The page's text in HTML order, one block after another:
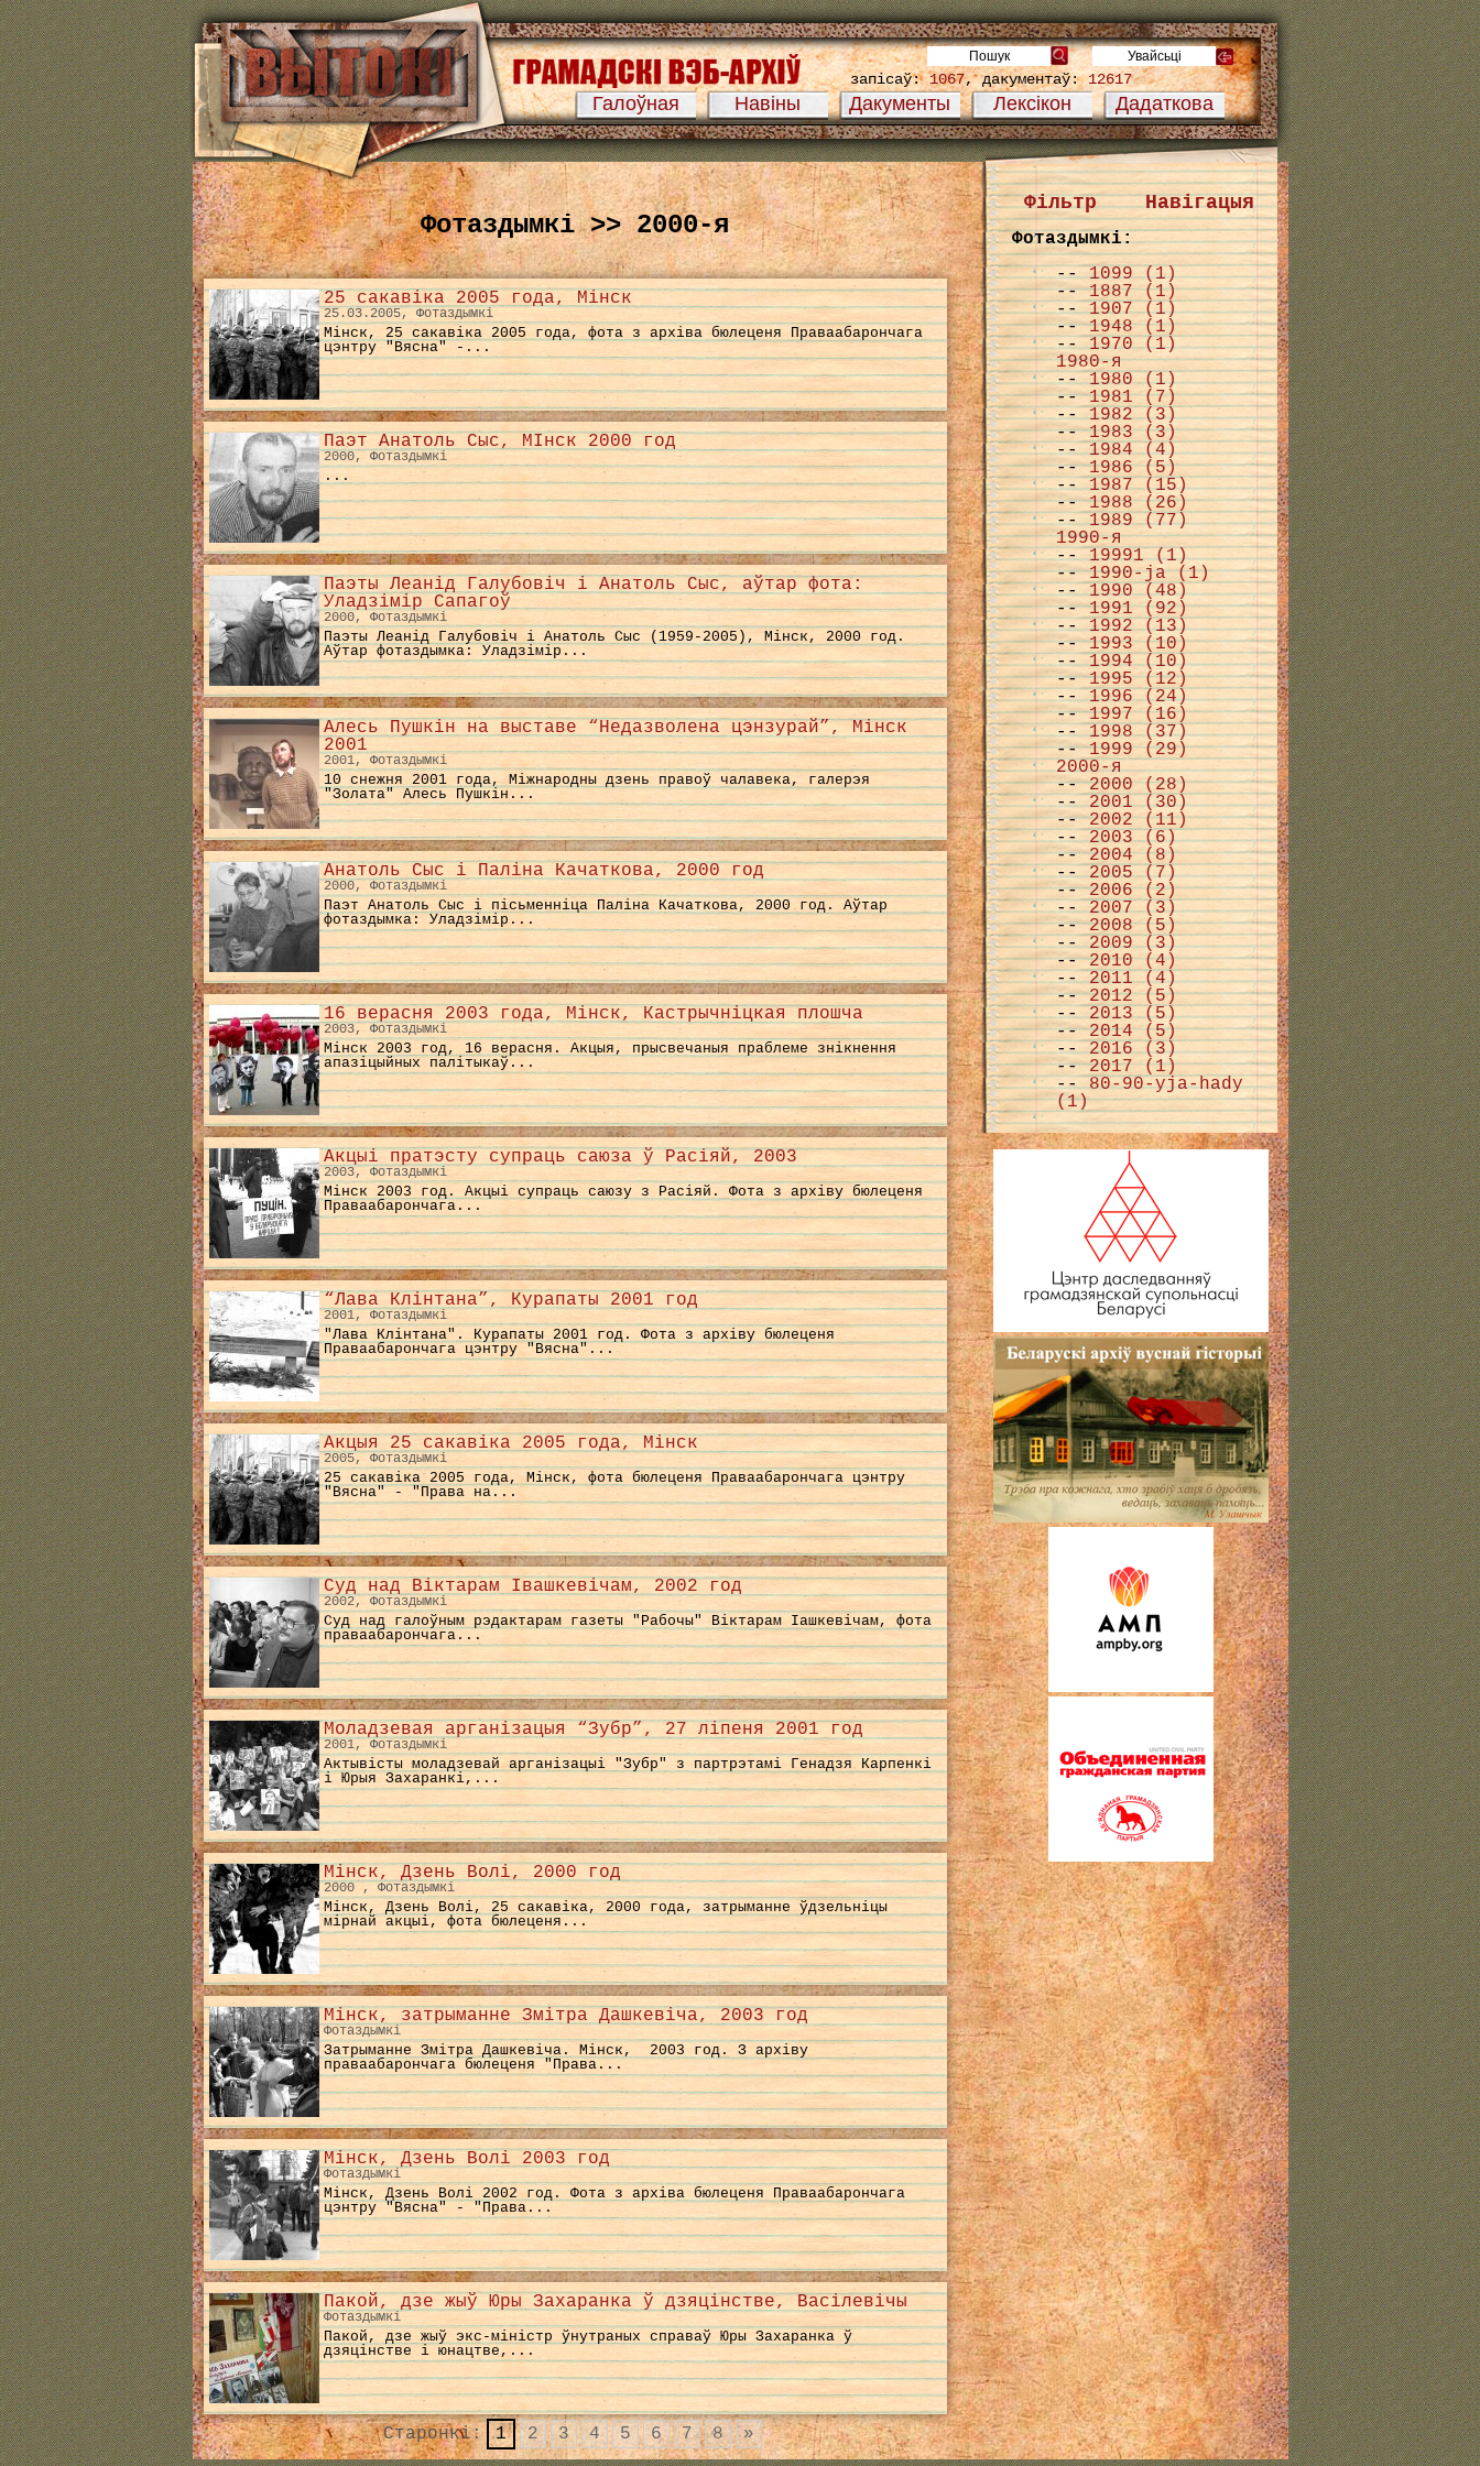
Галоўная Навіны Дакументы Лексікон Дадаткова
запісаў:1067, дакументаў:12617
Фотаздымкі >> 2000-я
25 сакавіка 2005 года, Мінск
25.03.2005, Фотаздымкі
Мінск, 25 сакавіка 2005 года, фота з архіва бюлеценя Праваабарончага
цэнтру "Вясна" -...
Паэт Анатоль Сыс, МІнск 2000 год
2000, Фотаздымкі
...
Паэты Леанід Галубовіч і Анатоль Сыс, аўтар фота:
Уладзімір Сапагоў
2000, Фотаздымкі
Паэты Леанід Галубовіч і Анатоль Сыс (1959-2005), Мінск, 2000 год.
Аўтар фотаздымка: Уладзімір...
Алесь Пушкін на выставе “Недазволена цэнзурай”, Мінск
2001
2001, Фотаздымкі
10 снежня 2001 года, Міжнародны дзень правоў чалавека, галерэя
"Золата" Алесь Пушкін...
Анатоль Сыс і Паліна Качаткова, 2000 год
2000, Фотаздымкі
Паэт Анатоль Сыс і пісьменніца Паліна Качаткова, 2000 год. Аўтар
фотаздымка: Уладзімір...
16 верасня 2003 года, Мінск, Кастрычніцкая плошча
2003, Фотаздымкі
Мінск 2003 год, 16 верасня. Акцыя, прысвечаныя праблеме знікнення
апазіцыйных палітыкаў...
Акцыі пратэсту супраць саюза ў Расіяй, 2003
2003, Фотаздымкі
Мінск 2003 год. Акцыі супраць саюзу з Расіяй. Фота з архіву бюлеценя
Праваабарончага...
“Лава Клінтана”, Курапаты 2001 год
2001, Фотаздымкі
"Лава Клінтана". Курапаты 2001 год. Фота з архіву бюлеценя
Праваабарончага цэнтру "Вясна"...
Акцыя 25 сакавіка 2005 года, Мінск
2005, Фотаздымкі
25 сакавіка 2005 года, Мінск, фота бюлеценя Праваабарончага цэнтру
"Вясна" - "Права на...
Суд над Віктарам Івашкевічам, 2002 год
2002, Фотаздымкі
Суд над галоўным рэдактарам газеты "Рабочы" Віктарам Іашкевічам, фота
праваабарончага...
Моладзевая арганізацыя “Зубр”, 27 ліпеня 2001 год
2001, Фотаздымкі
Актывісты моладзевай арганізацыі "Зубр" з партрэтамі Генадзя Карпенкі
і Юрыя Захаранкі,...
Мінск, Дзень Волі, 2000 год
2000 , Фотаздымкі
Мінск, Дзень Волі, 25 сакавіка, 2000 года, затрыманне ўдзельніцы
мірнай акцыі, фота бюлеценя...
Мінск, затрыманне Змітра Дашкевіча, 2003 год
Фотаздымкі
Затрыманне Змітра Дашкевіча. Мінск, 2003 год. З архіву
праваабарончага бюлеценя "Права...
Мінск, Дзень Волі 2003 год
Фотаздымкі
Мінск, Дзень Волі 2002 год. Фота з архіва бюлеценя Праваабарончага
цэнтру "Вясна" - "Права...
Пакой, дзе жыў Юры Захаранка ў дзяцінстве, Васілевічы
Фотаздымкі
Пакой, дзе жыў экс-міністр ўнутраных справаў Юры Захаранка ў
дзяцінстве і юнацтве,...
Старонкі: 1 2 3 4 5 6 7 8 »
Фільтр Навігацыя
Фотаздымкі:
--1099 (1)
--1887 (1)
--1907 (1)
--1948 (1)
--1970 (1)
1980-я
--1980 (1)
--1981 (7)
--1982 (3)
--1983 (3)
--1984 (4)
--1986 (5)
--1987 (15)
--1988 (26)
--1989 (77)
1990-я
--19991 (1)
--1990-ja (1)
--1990 (48)
--1991 (92)
--1992 (13)
--1993 (10)
--1994 (10)
--1995 (12)
--1996 (24)
--1997 (16)
--1998 (37)
--1999 (29)
2000-я
--2000 (28)
--2001 (30)
--2002 (11)
--2003 (6)
--2004 (8)
--2005 (7)
--2006 (2)
--2007 (3)
--2008 (5)
--2009 (3)
--2010 (4)
--2011 (4)
--2012 (5)
--2013 (5)
--2014 (5)
--2016 (3)
--2017 (1)
--80-90-yja-hady
(1)